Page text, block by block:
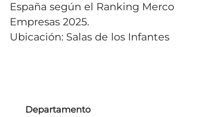
España según el Ranking Merco
Empresas 2025.
Ubicación: Salas de los Infantes
Departamento